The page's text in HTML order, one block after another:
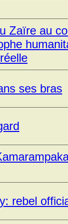
Zaïre au
ses bras
rebel